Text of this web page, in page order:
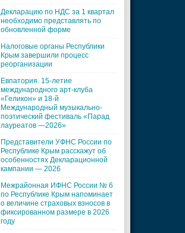
Декларацию по НДС за 1 квартал
необходимо представлять по
обновленной форме
Налоговые органы Республики
Крым завершили процесс
реорганизации
Евпатория. 15-летие
международного арт-клуба
«Геликон» и 18-й
Международный музыкально-
поэтический фестиваль «Парад
лауреатов —2026»
Представители УФНС России по
Республике Крым расскажут об
особенностях Декларационной
кампании — 2026
Межрайонная ИФНС России № 6
по Республике Крым напоминает
о величине страховых взносов в
фиксированном размере в 2026
году